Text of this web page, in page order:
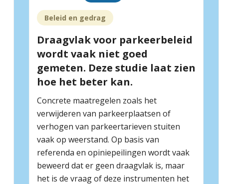
Beleid en gedrag
Draagvlak voor parkeerbeleid
wordt vaak niet goed
gemeten. Deze studie laat zien
hoe het beter kan.
Concrete maatregelen zoals het
verwijderen van parkeerplaatsen of
verhogen van parkeertarieven stuiten
vaak op weerstand. Op basis van
referenda en opiniepeilingen wordt vaak
beweerd dat er geen draagvlak is, maar
het is de vraag of deze instrumenten het